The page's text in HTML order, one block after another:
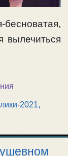
вылечиться
2021,